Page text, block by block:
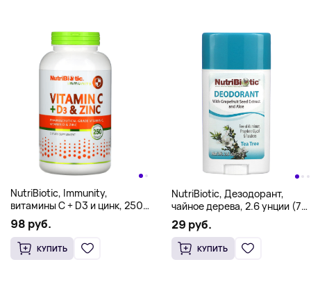
NutriBiotic, Immunity,
витамины C + D3 и цинк, 250
капсул
98 руб.
КУПИТЬ
NutriBiotic, Дезодорант,
чайное дерева, 2.6 унции (75
г)
29 руб.
КУПИТЬ